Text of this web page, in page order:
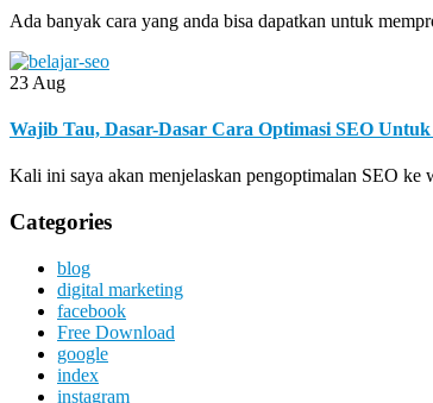
Ada banyak cara yang anda bisa dapatkan untuk
23 Aug
Wajib Tau, Dasar-Dasar Cara Optimasi SEO Untuk
Kali ini saya akan menjelaskan pengoptimalan SEO ke
Categories
blog
digital marketing
facebook
Free Download
google
index
instagram